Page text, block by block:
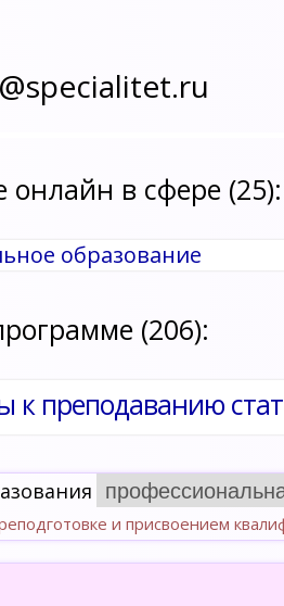
онлайн в сфере (25):
образование
(206):
и присвоением